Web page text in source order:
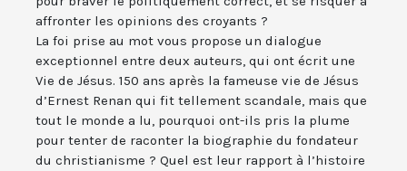
affronter les opinions des croyants ?
La foi prise au mot vous propose un dialogue
exceptionnel entre deux auteurs, qui ont écrit une
Vie de Jésus. 150 ans après la fameuse vie de Jésus
d’Ernest Renan qui fit tellement scandale, mais que
tout le monde a lu, pourquoi ont-ils pris la plume
pour tenter de raconter la biographie du fondateur
du christianisme ? Quel est leur rapport à l’histoire